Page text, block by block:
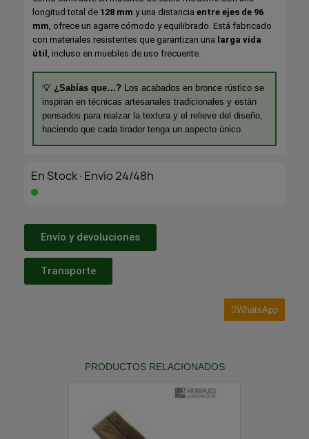
longitud total de 128 mm y una distancia entre ejes de 96
mm , ofrece un agarre cómodo y equilibrado. Está fabricado
con materiales resistentes que garantizan una larga vida
útil , incluso en muebles de uso frecuente.
💡 ¿Sabías que…? Los acabados en bronce rústico se
inspiran en técnicas artesanales tradicionales y están
pensados para realzar la textura y el relieve del diseño,
haciendo que cada tirador tenga un aspecto único.
En Stock·Envío 24/48h
Envío y devoluciones
Transporte
WhatsApp
PRODUCTOS RELACIONADOS